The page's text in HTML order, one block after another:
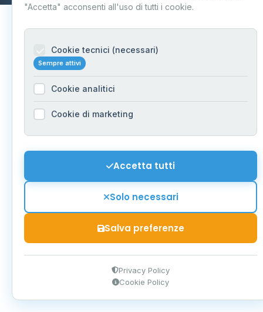
"Accetta" acconsenti all'uso di tutti i cookie.
Cookie tecnici (necessari)
Sempre attivi
Cookie analitici
Cookie di marketing
Accetta tutti
Solo necessari
Salva preferenze
Privacy Policy
Cookie Policy